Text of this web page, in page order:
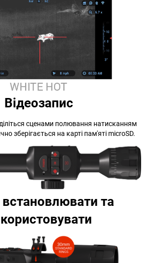
Відеозапис
сценами полювання натисканням
зберігається на карті пам'яті microSD.
та